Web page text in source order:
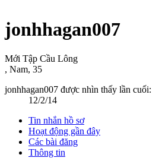
jonhhagan007
Mới Tập Cầu Lông
, Nam, 35
jonhhagan007 được nhìn thấy lần cuối:
12/2/14
Tin nhắn hồ sơ
Hoạt động gần đây
Các bài đăng
Thông tin